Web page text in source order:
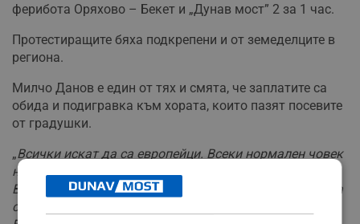
ферибота Оряхово – Бекет и „Дунав мост” 2 за 1 час.
Протестиращите бяха подкрепени и от земеделците в
региона.
Милчо Данов е един от тях и смята, че заплатите са
обида и подигравка към хората, които пазят посевите
от градушки.
„Всички искат да са европейци. Всеки нормален човек
нека да си отговори със 700 лева какъв европеец е.
Всички управляващи ходят всеки ден в чужбина. Нека
със 700 лева да отидат във всяка една столица в